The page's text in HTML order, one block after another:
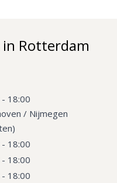
in Rotterdam
18:00
/ Nijmegen
18:00
18:00
18:00